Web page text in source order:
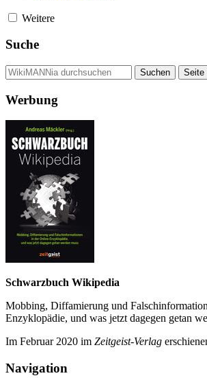
Weitere
Suche
Werbung
Schwarzbuch Wikipedia
Mobbing, Diffamierung und
Enzyklo­pädie, und was jetzt da­gegen getan
Im Februar 2020 im Zeit­geist-Verlag
Navigation